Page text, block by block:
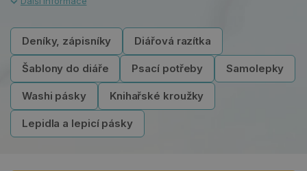
Deníky, zápisníky Diářová razítka
Šablony do diáře Psací potřeby Samolepky
Washi pásky Knihařské kroužky
Lepidla a lepicí pásky